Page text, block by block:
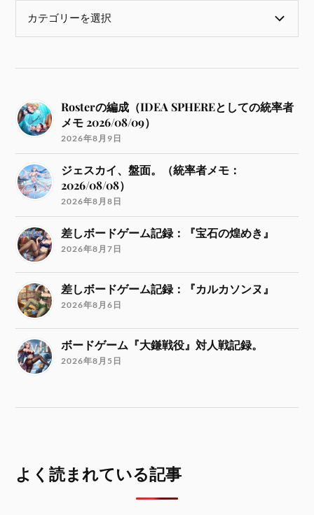
Rosterの編成（IDEA SPHEREとしての統率者
メモ 2026/08/09）
2026年8月9日
ジェスカイ、盤面。（統率者メモ：
2026/08/08）
2026年8月8日
差しボードゲーム記録：『宝石の煌めき』
2026年8月7日
差しボードゲーム記録：『カルカソンヌ』
2026年8月6日
ボードゲーム『大鎌戦役』対人戦記録。
2026年8月5日
よく読まれている記事